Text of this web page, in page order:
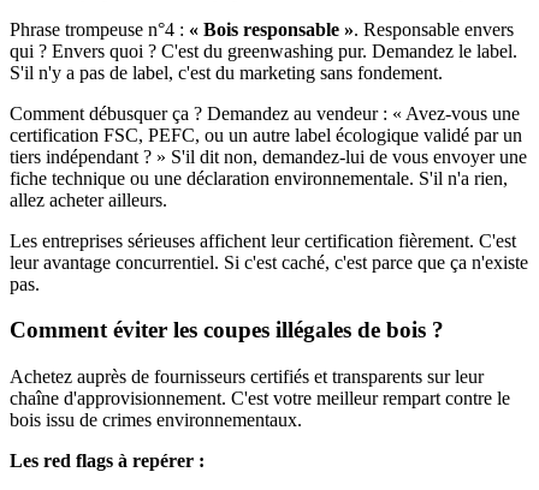
Phrase trompeuse n°4 : « Bois responsable ». Responsable envers
qui ? Envers quoi ? C'est du greenwashing pur. Demandez le label.
S'il n'y a pas de label, c'est du marketing sans fondement.
Comment débusquer ça ? Demandez au vendeur : « Avez-vous une
certification FSC, PEFC, ou un autre label écologique validé par un
tiers indépendant ? » S'il dit non, demandez-lui de vous envoyer une
fiche technique ou une déclaration environnementale. S'il n'a rien,
allez acheter ailleurs.
Les entreprises sérieuses affichent leur certification fièrement. C'est
leur avantage concurrentiel. Si c'est caché, c'est parce que ça n'existe
pas.
Comment éviter les coupes illégales de bois ?
Achetez auprès de fournisseurs certifiés et transparents sur leur
chaîne d'approvisionnement. C'est votre meilleur rempart contre le
bois issu de crimes environnementaux.
Les red flags à repérer :